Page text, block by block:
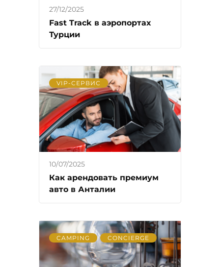
27/12/2025
Fast Track в аэропортах
Турции
VIP-СЕРВИС
10/07/2025
Как арендовать премиум
авто в Анталии
CAMPING CONCIERGE